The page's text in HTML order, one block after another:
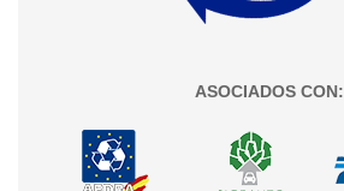
ASOCIADOS CON: